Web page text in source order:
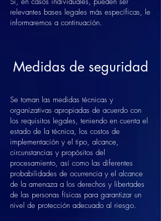
relevantes bases legales más específicas, le
informaremos a continuación.
Medidas de seguridad
Se toman las medidas técnicas y
organizativas apropiadas de acuerdo con
los requisitos legales, teniendo en cuenta el
estado de la técnica, los costos de
implementación y el tipo, alcance,
circunstancias y propósitos del
procesamiento, así como las diferentes
probabilidades de ocurrencia y el alcance
de la amenaza a los derechos y libertades
de las personas físicas para garantizar un
nivel de protección adecuado al riesgo.